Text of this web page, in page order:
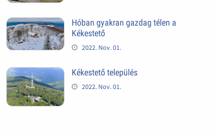
Hóban gyakran gazdag télen a
Kékestető
2022. Nov. 01.
Kékestető település
2022. Nov. 01.